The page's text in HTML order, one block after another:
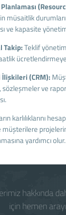
müsaitlik
ve kapasite
Takip:Teklif
(CRM):
sözleşmeler ve
karlılıklarını
yardımcı olur.
hakkında
için hemen